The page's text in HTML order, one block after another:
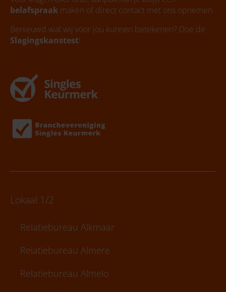
belafspraak maken of direct contact met ons opnemen.
Benieuwd wat wij voor jou kunnen betekenen? Doe de
Slagingskanstest!
Lokaal 1/2
Relatiebureau Alkmaar
Relatiebureau Almere
Relatiebureau Almelo